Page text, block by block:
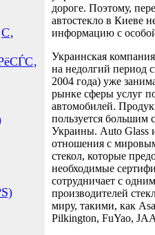
дороге. Поэтому,
автостекло в Киеве
информацию с
Украинская
на недолгий период
2004 года) уже
рынке сферы услуг
автомобилей.
пользуется большим
Украины. Auto Glass
отношения с
стекол, которые
необходимые
сотрудничает с
производителей
миру, такими, как
Pilkington, FuYao,